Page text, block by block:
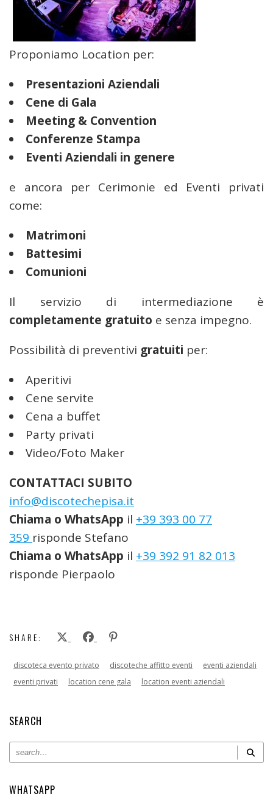
Proponiamo Location per:
Presentazioni Aziendali
Cene di Gala
Meeting & Convention
Conferenze Stampa
Eventi Aziendali in genere
e ancora per Cerimonie ed Eventi privati
come:
Matrimoni
Battesimi
Comunioni
Il servizio di intermediazione è
completamente gratuito e senza impegno.
Possibilità di preventivi gratuiti per:
Aperitivi
Cene servite
Cena a buffet
Party privati
Video/Foto Maker
CONTATTACI SUBITO
info@discotechepisa.it
Chiama o WhatsApp il +39 393 00 77
359 risponde Stefano
Chiama o WhatsApp il +39 392 91 82 013
risponde Pierpaolo
SHARE:
discoteca evento privato discoteche affitto eventi
eventi aziendali
eventi privati
location cene gala location eventi aziendali
SEARCH
WHATSAPP